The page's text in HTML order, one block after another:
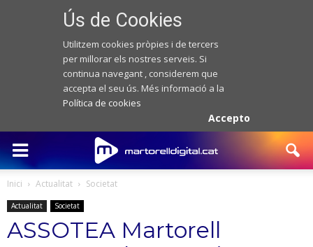
Ús de Cookies
Utilitzem cookies pròpies i de tercers
per millorar els nostres serveis. Si
continua navegant , considerem que
accepta el seu ús. Més informació a la
Política de cookies
Accepto
Inici Actualitat Societat
Actualitat Societat
ASSOTEA Martorell